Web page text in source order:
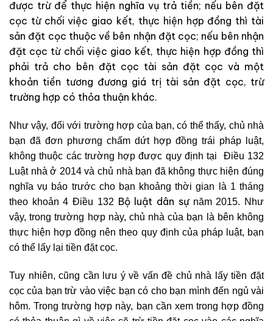
được trừ để thực hiện nghĩa vụ trả tiền; nếu bên đặt
cọc từ chối việc giao kết, thực hiện hợp đồng thì tài
sản đặt cọc thuộc về bên nhận đặt cọc; nếu bên nhận
đặt cọc từ chối việc giao kết, thực hiện hợp đồng thì
phải trả cho bên đặt cọc tài sản đặt cọc và một
khoản tiền tương đương giá trị tài sản đặt cọc, trừ
trường hợp có thỏa thuận khác.
Như vậy, đối với trường hợp của bạn, có thể thấy, chủ nhà
bạn đã đơn phương chấm dứt hợp đồng trái pháp luật,
không thuộc các trường hợp được quy định tại Điều 132
Luật nhà ở 2014và chủ nhà bạn đã không thực hiện đúng
nghĩa vụ báo trước cho bạn khoảng thời gian là 1 tháng
theo khoản 4 Điều 132 Bộ luật dân sựnăm 2015. Như
vậy, trong trường hợp này, chủ nhà của bạn là bên không
thực hiện hợp đồng nên theo quy định của pháp luật, bạn
có thể lấy lại tiền đặt cọc.
Tuy nhiên, cũng cần lưu ý về vấn đề chủ nhà lấy tiền đặt
cọc của bạn trừ vào việc bạn có cho bạn mình đến ngủ vài
hôm. Trong trường hợp này, bạn cần xem trong hợp đồng